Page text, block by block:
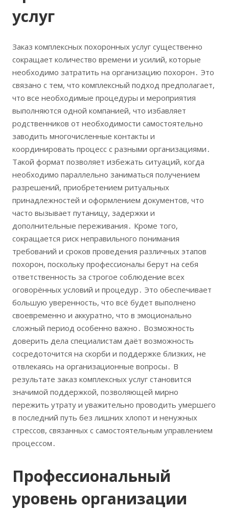
услуг
Заказ комплексных похоронных услуг существенно
сокращает количество времени и усилий, которые
необходимо затратить на организацию похорон․ Это
связано с тем, что комплексный подход предполагает,
что все необходимые процедуры и мероприятия
выполняются одной компанией, что избавляет
родственников от необходимости самостоятельно
заводить многочисленные контакты и
координировать процесс с разными организациями․
Такой формат позволяет избежать ситуаций, когда
необходимо параллельно заниматься получением
разрешений, приобретением ритуальных
принадлежностей и оформлением документов, что
часто вызывает путаницу, задержки и
дополнительные переживания․ Кроме того,
сокращается риск неправильного понимания
требований и сроков проведения различных этапов
похорон, поскольку профессионалы берут на себя
ответственность за строгое соблюдение всех
оговорённых условий и процедур․ Это обеспечивает
большую уверенность, что всё будет выполнено
своевременно и аккуратно, что в эмоционально
сложный период особенно важно․ Возможность
доверить дела специалистам даёт возможность
сосредоточится на скорби и поддержке близких, не
отвлекаясь на организационные вопросы․ В
результате заказ комплексных услуг становится
значимой поддержкой, позволяющей мирно
пережить утрату и уважительно проводить умершего
в последний путь без лишних хлопот и ненужных
стрессов, связанных с самостоятельным управлением
процессом․
Профессиональный
уровень организации